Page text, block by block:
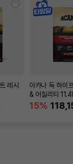
레시
아카나 독 하이
& 어질리티
15%